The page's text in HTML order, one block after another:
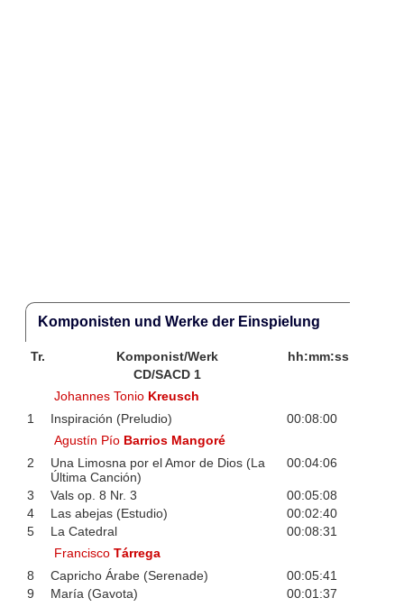
Komponisten und Werke der Einspielung
Tr. Komponist/Werk
hh:mm:ss
CD/SACD 1
Johannes Tonio Kreusch
1
Inspiración (Preludio)
00:08:00
Agustín Pío Barrios Mangoré
2
Una Limosna por el Amor de Dios (La
Última Canción)
00:04:06
3 Vals op. 8 Nr. 3
00:05:08
4
Las abejas (Estudio)
00:02:40
5
La Catedral
00:08:31
FranciscoTárrega
8
Capricho Árabe (Serenade)
00:05:41
9
María (Gavota)
00:01:37